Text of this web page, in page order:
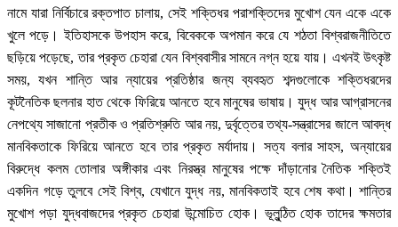
নামে যারা নির্বিচারে রক্তপাত চালায়, সেই শক্তিধর পরাশক্তিদের মুখোশ যেন একে একে
খুলে পড়ে। ইতিহাসকে উপহাস করে, বিবেককে অপমান করে যে শঠতা বিশ্বরাজনীতিতে
ছড়িয়ে পড়েছে, তার প্রকৃত চেহারা যেন বিশ্ববাসীর সামনে নগ্ন হয়ে যায়। এখনই উৎকৃষ্ট
সময়, যখন শান্তি আর ন্যায়ের প্রতিষ্ঠার জন্য ব্যবহৃত শব্দগুলোকে শক্তিধরদের
কূটনৈতিক ছলনার হাত থেকে ফিরিয়ে আনতে হবে মানুষের ভাষায়। যুদ্ধ আর আগ্রাসনের
নেপথ্যে সাজানো প্রতীক ও প্রতিশ্রুতি আর নয়, দুর্বৃত্তের তথ্য-সন্ত্রাসের জালে আবদ্ধ
মানবিকতাকে ফিরিয়ে আনতে হবে তার প্রকৃত মর্যাদায়। সত্য বলার সাহস, অন্যায়ের
বিরুদ্ধে কলম তোলার অঙ্গীকার এবং নিরস্ত্র মানুষের পক্ষে দাঁড়ানোর নৈতিক শক্তিই
একদিন গড়ে তুলবে সেই বিশ্ব, যেখানে যুদ্ধ নয়, মানবিকতাই হবে শেষ কথা। শান্তির
মুখোশ পড়া যুদ্ধবাজদের প্রকৃত চেহারা উন্মোচিত হোক। ভূলুন্ঠিত হোক তাদের ক্ষমতার